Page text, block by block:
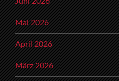
Mai 2026
April 2026
März 2026